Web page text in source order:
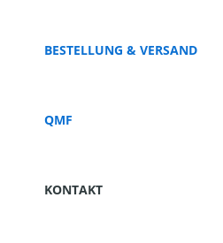
BESTELLUNG & VERSAND
QMF
KONTAKT